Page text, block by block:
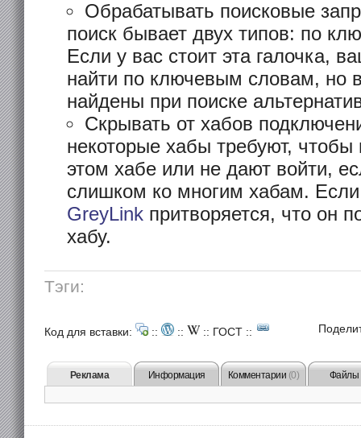
Обрабатывать поисковые
поиск бывает двух типов: по
Если у вас стоит эта галочка,
найти по ключевым словам, но
найдены при поиске
Скрывать от хабов
некоторые хабы требуют,
этом хабе или не дают войти,
слишком ко многим хабам. Если
GreyLink притворяется, что он
хабу.
Тэги:
Код для вставки: :: :: :: ГОСТ ::
Реклама Информация Комментарии (0) Файлы